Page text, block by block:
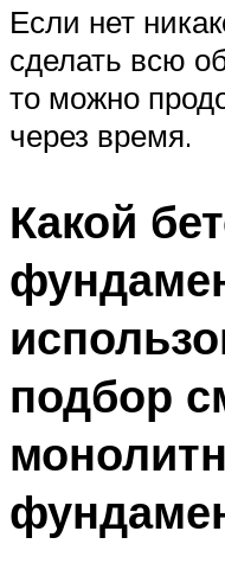
Если нет
сделать всю
то можно
через время.
Какой
подбор